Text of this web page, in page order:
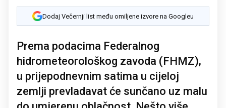
Dodaj Večernji list među omiljene izvore na Googleu
Prema podacima Federalnog
hidrometeorološkog zavoda (FHMZ),
u prijepodnevnim satima u cijeloj
zemlji prevladavat će sunčano uz malu